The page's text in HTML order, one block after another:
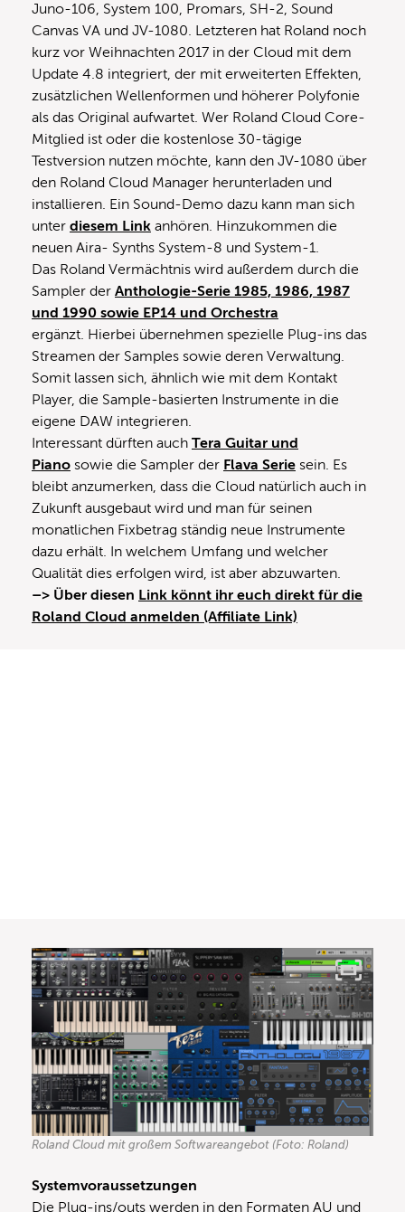
Juno-106, System 100, Promars, SH-2, Sound
Canvas VA und JV-1080. Letzteren hat Roland noch
kurz vor Weihnachten 2017 in der Cloud mit dem
Update 4.8 integriert, der mit erweiterten Effekten,
zusätzlichen Wellenformen und höherer Polyfonie
als das Original aufwartet. Wer Roland Cloud Core-
Mitglied ist oder die kostenlose 30-tägige
Testversion nutzen möchte, kann den JV-1080 über
den Roland Cloud Manager herunterladen und
installieren. Ein Sound-Demo dazu kann man sich
unter diesem Link anhören. Hinzukommen die
neuen Aira- Synths System-8 und System-1.
Das Roland Vermächtnis wird außerdem durch die
Sampler der Anthologie-Serie 1985, 1986, 1987
und 1990 sowie EP14 und Orchestra
ergänzt. Hierbei übernehmen spezielle Plug-ins das
Streamen der Samples sowie deren Verwaltung.
Somit lassen sich, ähnlich wie mit dem Kontakt
Player, die Sample-basierten Instrumente in die
eigene DAW integrieren.
Interessant dürften auch Tera Guitar und
Piano sowie die Sampler der Flava Serie sein. Es
bleibt anzumerken, dass die Cloud natürlich auch in
Zukunft ausgebaut wird und man für seinen
monatlichen Fixbetrag ständig neue Instrumente
dazu erhält. In welchem Umfang und welcher
Qualität dies erfolgen wird, ist aber abzuwarten.
–> Über diesen Link könnt ihr euch direkt für die
Roland Cloud anmelden (Affiliate Link)
Roland Cloud mit großem Softwareangebot (Foto: Roland)
Systemvoraussetzungen
Die Plug-ins/outs werden in den Formaten AU und